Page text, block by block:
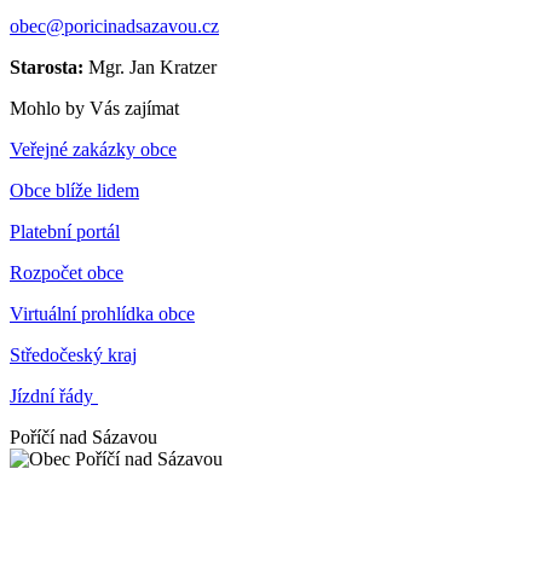
obec@poricinadsazavou.cz
Starosta: Mgr. Jan Kratzer
Mohlo by Vás zajímat
Veřejné zakázky obce
Obce blíže lidem
Platební portál
Rozpočet obce
Virtuální prohlídka obce
Středočeský kraj
Jízdní řády
Poříčí nad Sázavou